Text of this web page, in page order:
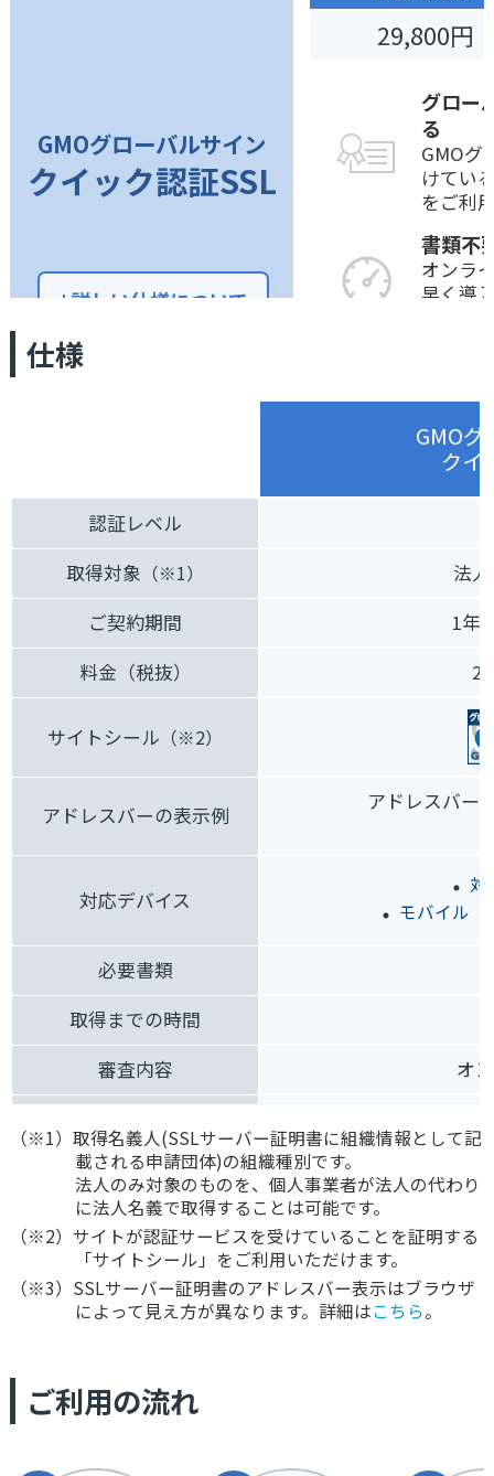
GMOグローバルサイン
クイック認証SSL
詳しい仕様について
29,800円
グロー
る
GMOグ
けてい
をご利
書類不
オンラ
早く導
仕様
GMOグ
クイ
認証レベル
取得対象 （※1）
法
ご契約期間
1年
料金（税抜）
サイトシール （※2）
アドレスバーの表示例
アドレスバー
対応デバイス
対
モバイル（
必要書類
取得までの時間
審査内容
オ
（※1）取得名義人(SSLサーバー証明書に組織情報として記
載される申請団体)の組織種別です。
法人のみ対象のものを、個人事業者が法人の代わり
に法人名義で取得することは可能です。
（※2）サイトが認証サービスを受けていることを証明する
「サイトシール」をご利用いただけます。
（※3）SSLサーバー証明書のアドレスバー表示はブラウザ
によって見え方が異なります。詳細はこちら。
ご利用の流れ